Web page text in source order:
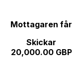
Mottagaren får
Skickar
20,000.00 GBP